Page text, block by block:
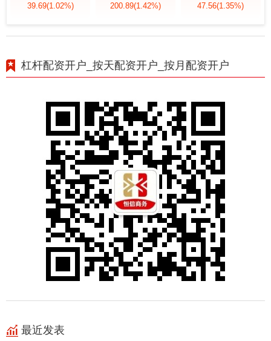
39.69(1.02%) 200.89(1.42%) 47.56(1.35%)
杠杆配资开户_按天配资开户_按月配资开户
最近发表